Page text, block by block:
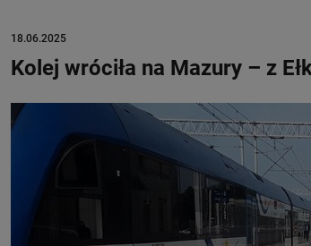
18.06.2025
Kolej wróciła na Mazury – z